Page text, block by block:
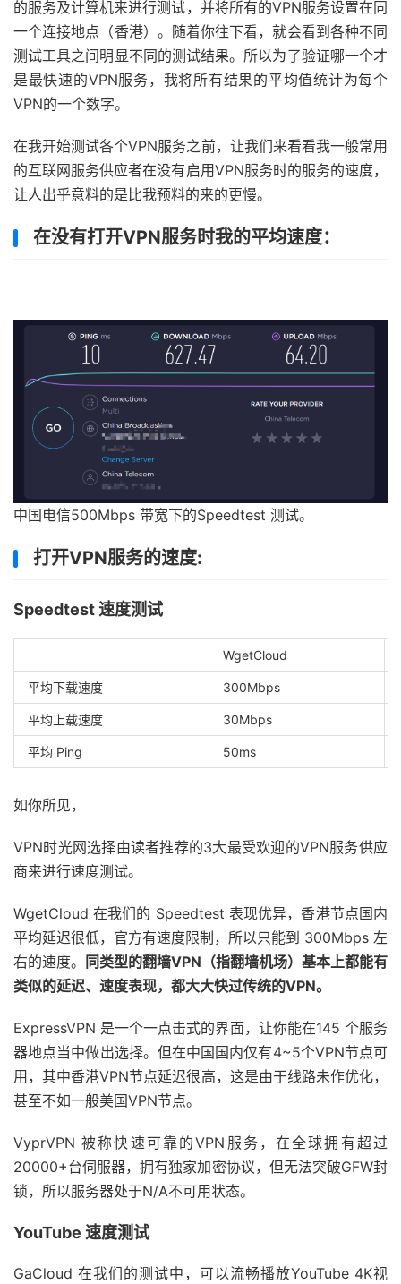
的服务及计算机来进行测试，并将所有的VPN服务设置在同
一个连接地点（香港）。随着你往下看，就会看到各种不同
测试工具之间明显不同的测试结果。所以为了验证哪一个才
是最快速的VPN服务，我将所有结果的平均值统计为每个
VPN的一个数字。
在我开始测试各个VPN服务之前，让我们来看看我一般常用
的互联网服务供应者在没有启用VPN服务时的服务的速度，
让人出乎意料的是比我预料的来的更慢。
在没有打开VPN服务时我的平均速度：
中国电信500Mbps 带宽下的Speedtest 测试。
打开VPN服务的速度:
Speedtest 速度测试
WgetCloud
平均下载速度 300Mbps
平均上载速度 30Mbps
平均 Ping 50ms
如你所见，
VPN时光网选择由读者推荐的3大最受欢迎的VPN服务供应
商来进行速度测试。
WgetCloud 在我们的 Speedtest 表现优异，香港节点国内
平均延迟很低，官方有速度限制，所以只能到 300Mbps 左
右的速度。 同类型的翻墙VPN（指翻墙机场）基本上都能有
类似的延迟、速度表现，都大大快过传统的VPN。
ExpressVPN 是一个一点击式的界面，让你能在145 个服务
器地点当中做出选择。但在中国国内仅有4~5个VPN节点可
用，其中香港VPN节点延迟很高，这是由于线路未作优化，
甚至不如一般美国VPN节点。
VyprVPN 被称快速可靠的VPN服务，在全球拥有超过
20000+台伺服器，拥有独家加密协议，但无法突破GFW封
锁，所以服务器处于N/A不可用状态。
YouTube 速度测试
GaCloud 在我们的测试中，可以流畅播放YouTube 4K视